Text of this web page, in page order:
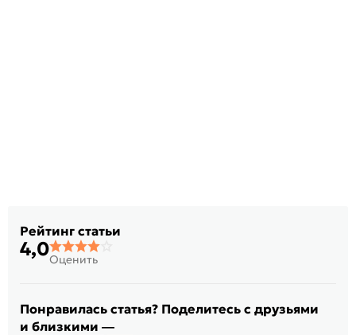
Рейтинг статьи
4,0Оценить
Понравилась статья? Поделитесь с друзьями
и близкими —